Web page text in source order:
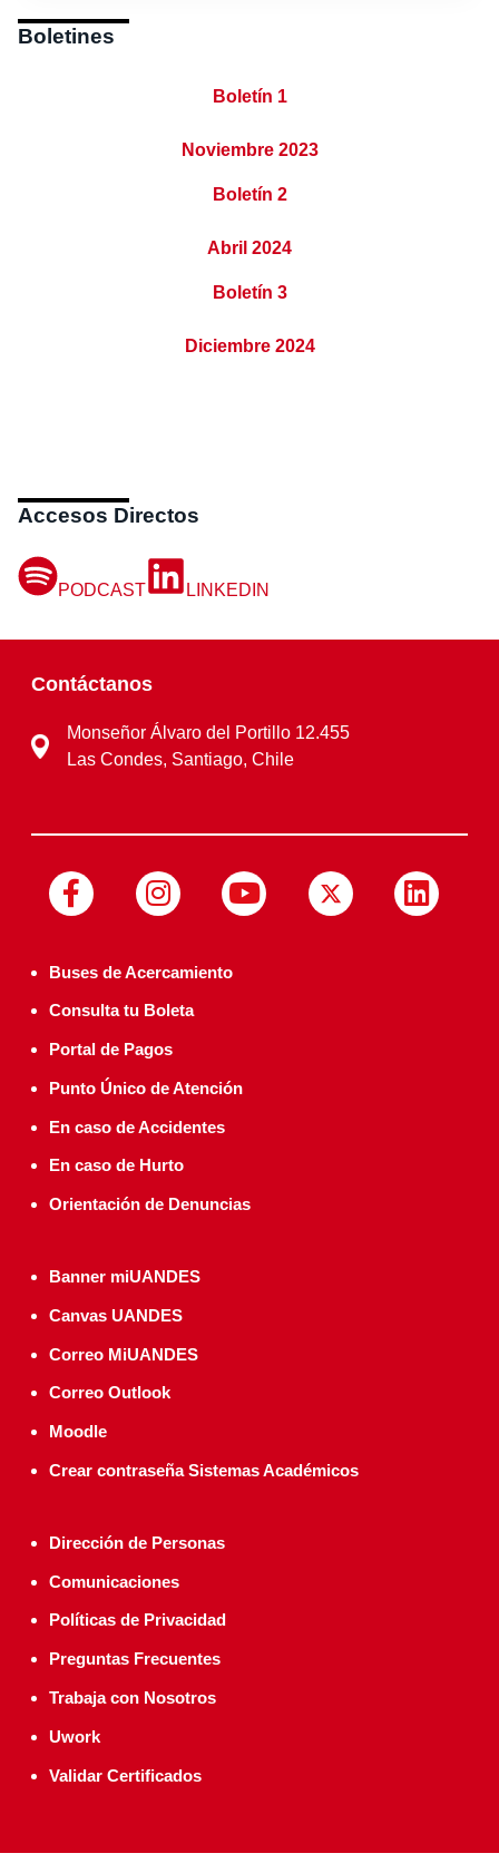
Boletines
Boletín 1
Noviembre 2023
Boletín 2
Abril 2024
Boletín 3
Diciembre 2024
Accesos Directos
PODCAST LINKEDIN
Contáctanos
Monseñor Álvaro del Portillo 12.455
Las Condes, Santiago, Chile
Buses de Acercamiento
Consulta tu Boleta
Portal de Pagos
Punto Único de Atención
En caso de Accidentes
En caso de Hurto
Orientación de Denuncias
Banner miUANDES
Canvas UANDES
Correo MiUANDES
Correo Outlook
Moodle
Crear contraseña Sistemas Académicos
Dirección de Personas
Comunicaciones
Políticas de Privacidad
Preguntas Frecuentes
Trabaja con Nosotros
Uwork
Validar Certificados